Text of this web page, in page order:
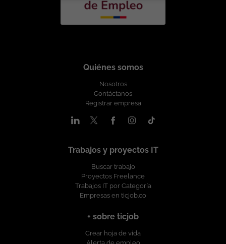
Quiénes somos
Nosotros
Contáctanos
Registrar empresa
Trabajos y proyectos IT
Buscar trabajo
Proyectos Freelance
Trabajos IT por Categoría
Empresas en ticjob.co
+ sobre ticjob
Crear hoja de vida